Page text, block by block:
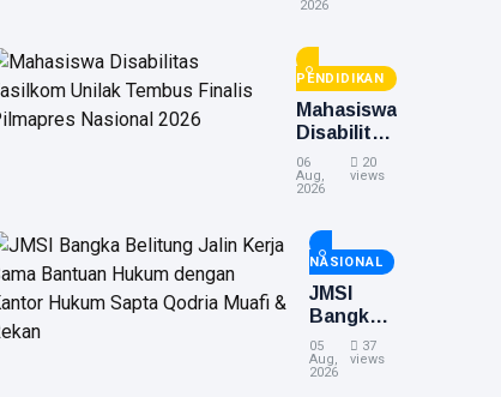
Hektare di
Pelalawan
dan Inhu
2026
PENDIDIKAN
Mahasiswa
Disabilitas
Fasilkom
Unilak
Pilmapres
Nasional
2026
06
Aug,
2026
20
views
NASIONAL
JMSI
Bangka
Belitung
Jalin
05
Aug,
2026
37
views